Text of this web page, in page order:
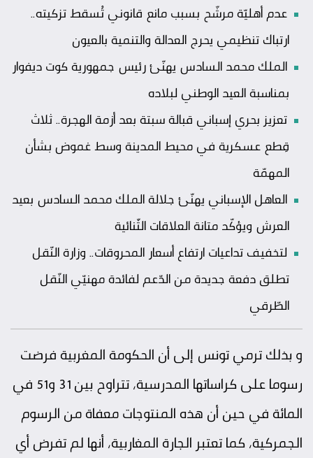
عدم أهليّة مرشّح بسبب مانع قانوني تُسقط تزكيته..
ارتباك تنظيمي يحرج العدالة والتنمية بالعيون
الملك محمد السادس يهنّئ رئيس جمهورية كوت ديفوار
بمناسبة العيد الوطني لبلاده
تعزيز بحري إسباني قبالة سبتة بعد أزمة الهجرة.. ثلاث
قِطع عسكرية في محيط المدينة وسط غموض بشأن
المهمّة
العاهل الإسباني يهنّئ جلالة الملك محمد السادس بعيد
العرش ويؤكّد متانة العلاقات الثّنائية
لتخفيف تداعيات ارتفاع أسعار المحروقات.. وزارة النّقل
تطلق دفعة جديدة من الدّعم لفائدة مهنيّي النّقل
الطّرقي
و بذلك ترمي تونس إلى أن الحكومة المغربية فرضت
رسوما على كراساتها المدرسية، تتراوح بين 31 و51 في
المائة في حين أن هذه المنتوجات معفاة من الرسوم
الجمركية، كما تعتبر الجارة المغاربية، أنها لم تفرض أي